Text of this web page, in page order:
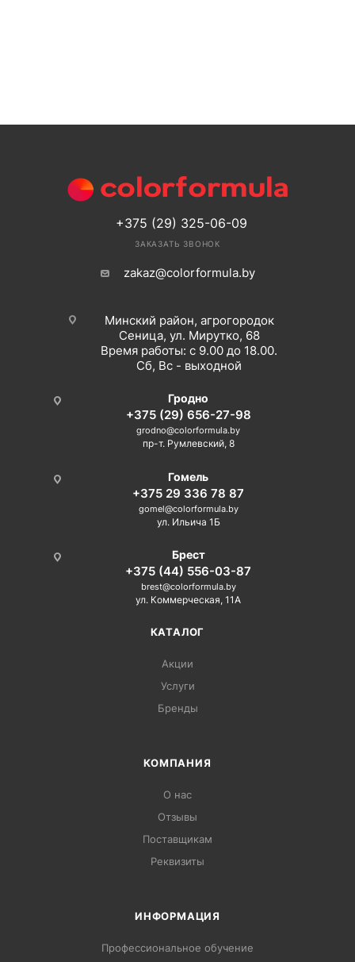
+375 (29) 325-06-09
ЗАКАЗАТЬ ЗВОНОК
zakaz@colorformula.by
Минский район, агрогородок
Сеница, ул. Мирутко, 68
Время работы: с 9.00 до 18.00.
Сб, Вс - выходной
Гродно
+375 (29) 656-27-98
grodno@colorformula.by
пр-т. Румлевский, 8
Гомель
+375 29 336 78 87
gomel@colorformula.by
ул. Ильича 1Б
Брест
+375 (44) 556-03-87
brest@colorformula.by
ул. Коммерческая, 11А
КАТАЛОГ
Акции
Услуги
Бренды
КОМПАНИЯ
О нас
Отзывы
Поставщикам
Реквизиты
ИНФОРМАЦИЯ
Профессиональное обучение